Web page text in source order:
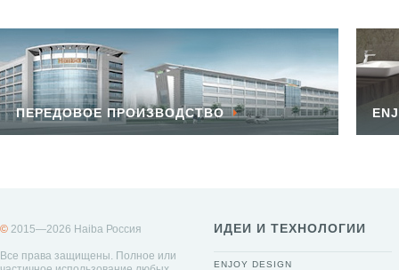
ПЕРЕДОВОЕ ПРОИЗВОДСТВО
© 2015—2026 Haiba Россия
Все права защищены. Полное или
ИДЕИ И ТЕХНОЛОГИИ
ENJOY DESIGN